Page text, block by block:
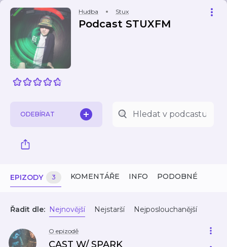
Hudba Stux
Podcast STUXFM
ODEBÍRAT
EPIZODY 3 KOMENTÁŘE INFO PODOBNÉ
Řadit dle: Nejnovější Nejstarší Nejposlouchanější
O epizodě
CAST W/ SPARK